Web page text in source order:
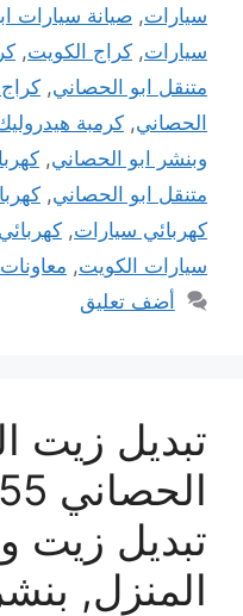
سيارات, صيانة سيارات
سيارات, كراج الكويت,
متنقل ابو الحصاني,
الحصاني, كرمبة
وبنشر ابو الحصاني,
متنقل ابو الحصاني,
كهربائي سيارات,
سيارات الكويت,
أضف تعليق
تبديل زيت
تبديل زيت
المنزل,